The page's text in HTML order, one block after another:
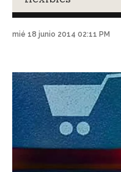
mié 18 junio 2014 02:11 PM